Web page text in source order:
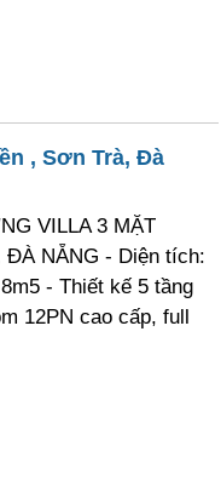
, Sơn Trà, Đà
VILLA 3 MẶT
ĐÀ NẴNG - Diện tích:
- Thiết kế 5 tầng
12PN cao cấp, full